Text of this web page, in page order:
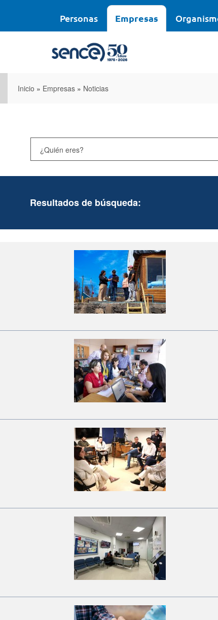
Personas Empresas
Inicio » Empresas » Noticias
Resultados de búsqueda: